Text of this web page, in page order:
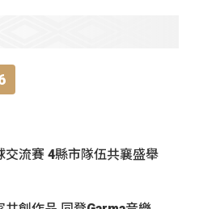
交流賽 4縣市隊伍共襄盛舉